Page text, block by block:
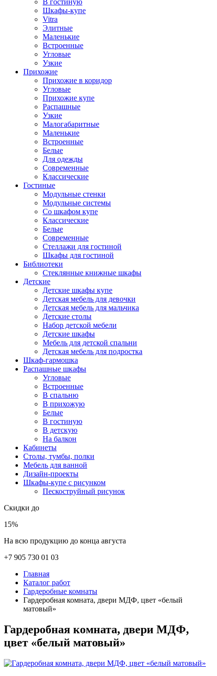
В гостиную
Шкафы-купе
Vitra
Элитные
Маленькие
Встроенные
Угловые
Узкие
Прихожие
Прихожие в коридор
Угловые
Прихожие купе
Распашные
Узкие
Малогабаритные
Маленькие
Встроенные
Белые
Для одежды
Современные
Классические
Гостиные
Модульные стенки
Модульные системы
Со шкафом купе
Классические
Белые
Современные
Стеллажи для гостиной
Шкафы для гостиной
Библиотеки
Стеклянные книжные шкафы
Детские
Детские шкафы купе
Детская мебель для девочки
Детская мебель для мальчика
Детские столы
Набор детской мебели
Детские шкафы
Мебель для детской спальни
Детская мебель для подростка
Шкаф-гармошка
Распашные шкафы
Угловые
Встроенные
В спальню
В прихожую
Белые
В гостиную
В детскую
На балкон
Кабинеты
Столы, тумбы, полки
Мебель для ванной
Дизайн-проекты
Шкафы-купе с рисунком
Пескоструйный рисунок
Скидки до
15%
На всю продукцию до конца августа
+7 905 730 01 03
Главная
Каталог работ
Гардеробные комнаты
Гардеробная комната, двери МДФ, цвет «белый
матовый»
Гардеробная комната, двери МДФ,
цвет «белый матовый»